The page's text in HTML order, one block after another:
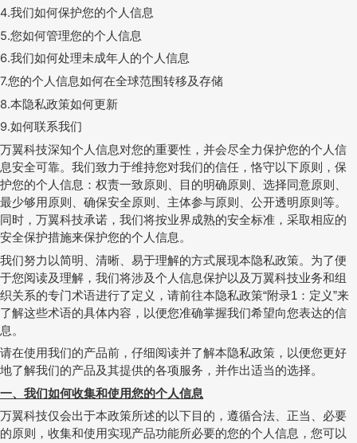
4.我们如何保护您的个人信息
5.您如何管理您的个人信息
6.我们如何处理未成年人的个人信息
7.您的个人信息如何在全球范围转移及存储
8.本隐私政策如何更新
9.如何联系我们
万翼科技深知个人信息对您的重要性，并会尽全力保护您的个人信
息安全可靠。我们致力于维持您对我们的信任，恪守以下原则，保
护您的个人信息：权责一致原则、目的明确原则、选择同意原则、
最少够用原则、确保安全原则、主体参与原则、公开透明原则等。
同时，万翼科技承诺，我们将按业界成熟的安全标准，采取相应的
安全保护措施来保护您的个人信息。
我们努力以简明、清晰、易于理解的方式展现本隐私政策。为了便
于您阅读及理解，我们将涉及个人信息保护以及万翼科技业务和组
织关系的专门术语进行了定义，请前往本隐私政策“附录1 ：定义”来
了解这些术语的具体内容，以便您准确掌握我们希望向您表达的信
息。
请在使用我们的产品前，仔细阅读并了解本隐私政策，以便您更好
地了解我们的产品及其提供的各项服务，并作出适当的选择。
一、我们如何收集和使用您的个人信息
万翼科技仅会出于本政策所述的以下目的，遵循合法、正当、必要
的原则，收集和使用实现产品功能所必要的您的个人信息，您可以